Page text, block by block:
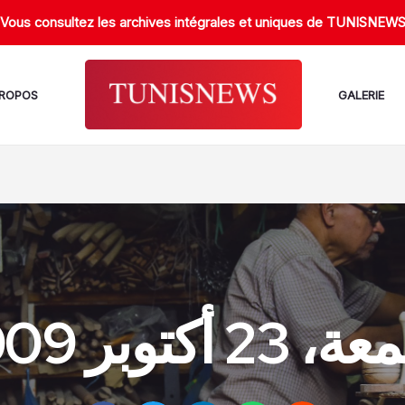
Vous consultez les archives intégrales et uniques de TUNISNEWS
GALERIE
أكتوبر 2009